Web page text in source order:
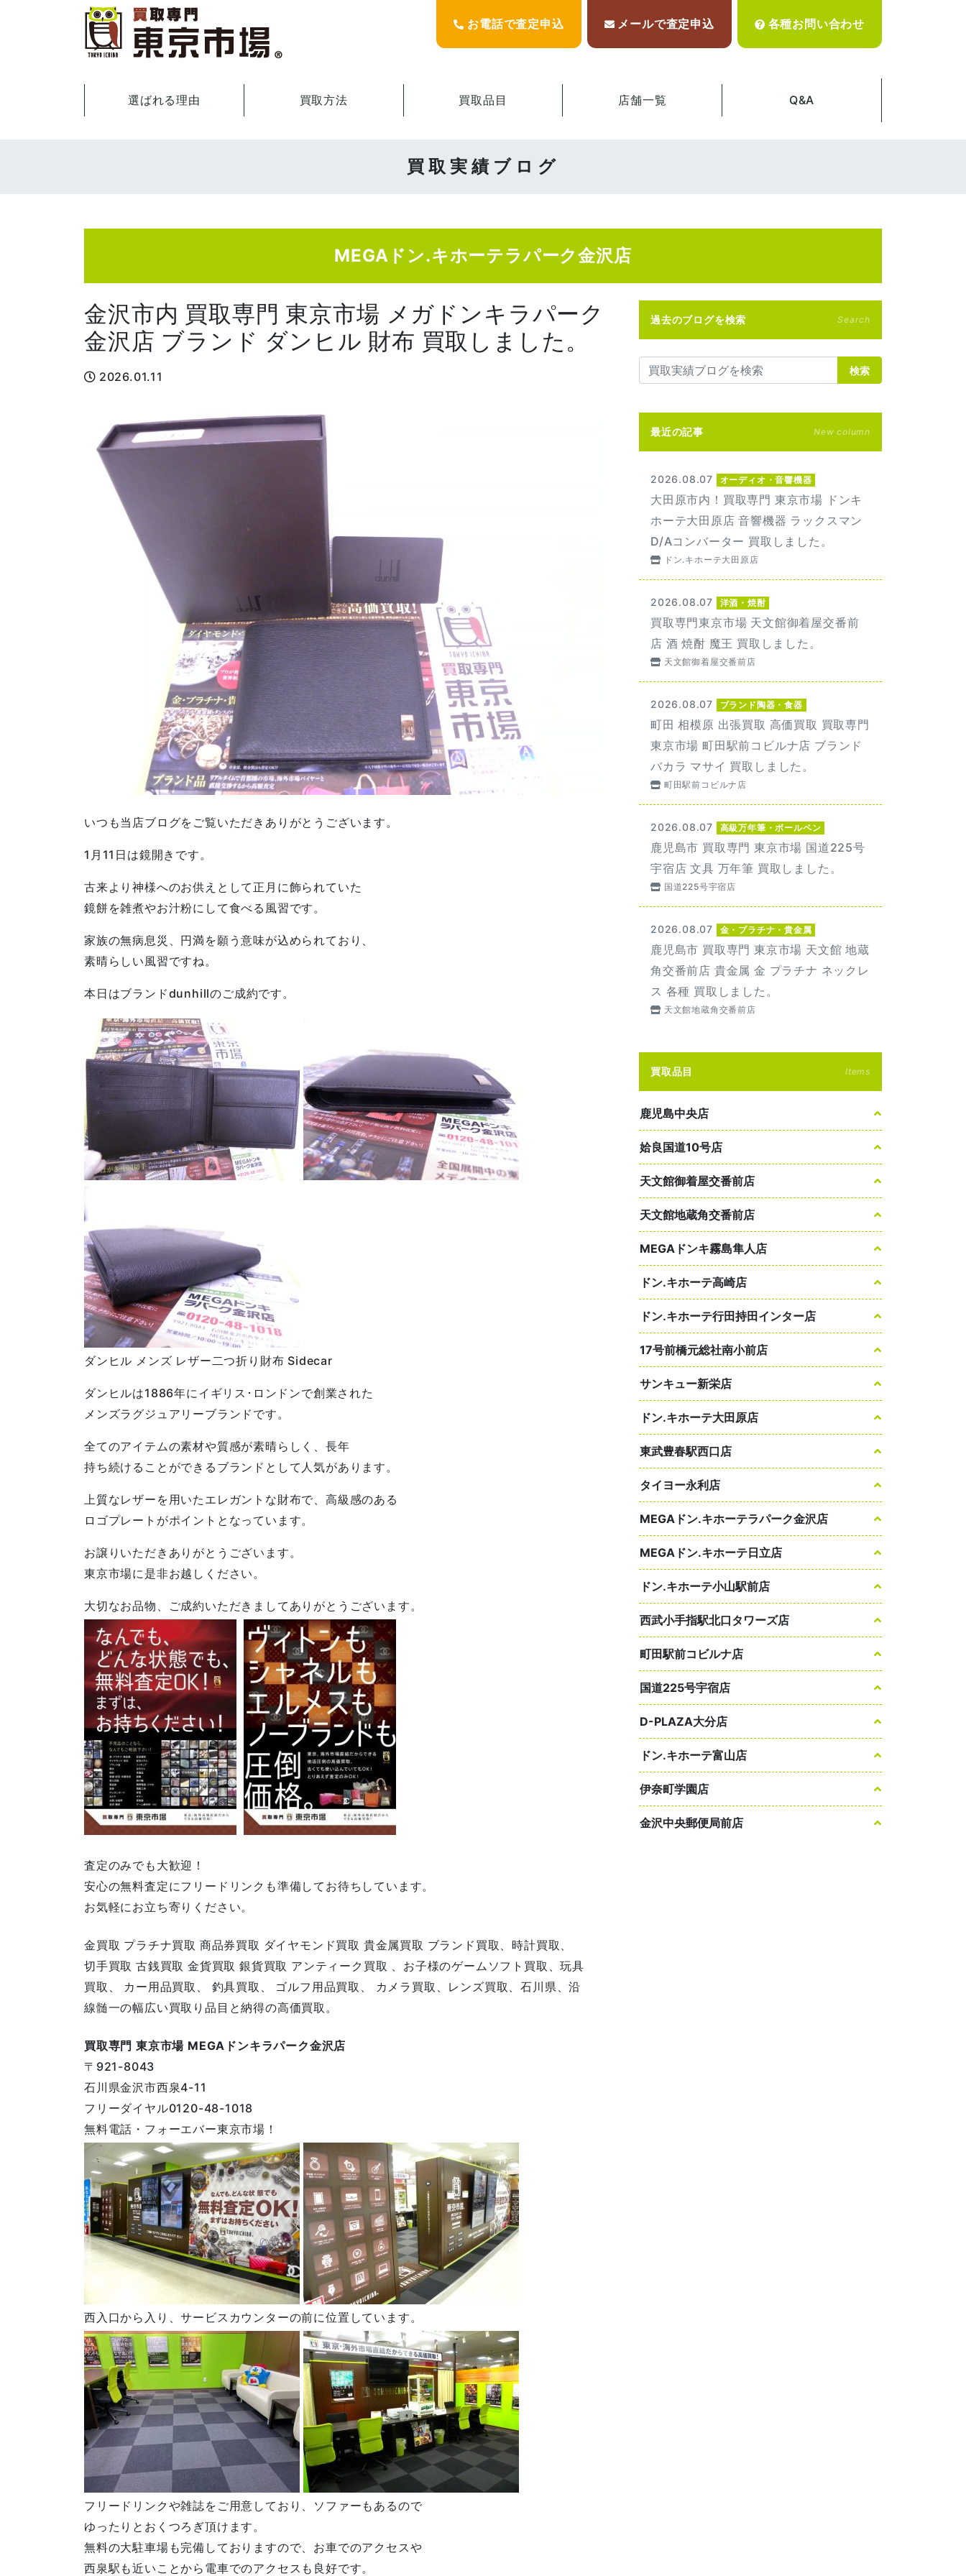
お電話で査定申込 メールで査定申込 各種お問い合わせ
選ばれる理由 買取方法 買取品目 店舗一覧 Q&A
買取実績ブログ
MEGAドン.キホーテラパーク金沢店
金沢市内 買取専門 東京市場 メガドンキラパーク
金沢店 ブランド ダンヒル 財布 買取しました。
2026.01.11
いつも当店ブログをご覧いただきありがとうございます。
1月11日は鏡開きです。
古来より神様へのお供えとして正月に飾られていた
鏡餅を雑煮やお汁粉にして食べる風習です。
家族の無病息災、円満を願う意味が込められており、
素晴らしい風習ですね。
本日はブランドdunhillのご成約です。
ダンヒル メンズ レザー二つ折り財布 Sidecar
ダンヒルは1886年にイギリス･ロンドンで創業された
メンズラグジュアリーブランドです。
全てのアイテムの素材や質感が素晴らしく、長年
持ち続けることができるブランドとして人気があります。
上質なレザーを用いたエレガントな財布で、高級感のある
ロゴプレートがポイントとなっています。
お譲りいただきありがとうございます。
東京市場に是非お越しください。
大切なお品物、ご成約いただきましてありがとうございます。
査定のみでも大歓迎！
安心の無料査定にフリードリンクも準備してお待ちしています。
お気軽にお立ち寄りください。
金買取 プラチナ買取 商品券買取 ダイヤモンド買取 貴金属買取 ブランド買取、時計買取、
切手買取 古銭買取 金貨買取 銀貨買取 アンティーク買取 、お子様のゲームソフト買取、玩具
買取、 カー用品買取、 釣具買取、 ゴルフ用品買取、 カメラ買取、レンズ買取、石川県、沿
線髄一の幅広い買取り品目と納得の高価買取。
買取専門 東京市場 MEGAドンキラパーク金沢店
〒921-8043
石川県金沢市西泉4-11
フリーダイヤル0120-48-1018
無料電話・フォーエバー東京市場！
西入口から入り、サービスカウンターの前に位置しています。
フリードリンクや雑誌をご用意しており、ソファーもあるので
ゆったりとおくつろぎ頂けます。
無料の大駐車場も完備しておりますので、お車でのアクセスや
西泉駅も近いことから電車でのアクセスも良好です。
過去のブログを検索 Search
検索
最近の記事 New column
2026.08.07 オーディオ・音響機器
大田原市内！買取専門 東京市場 ドンキ
ホーテ大田原店 音響機器 ラックスマン
D/Aコンバーター 買取しました。
ドン.キホーテ大田原店
2026.08.07 洋酒・焼酎
買取専門東京市場 天文館御着屋交番前
店 酒 焼酎 魔王 買取しました。
天文館御着屋交番前店
2026.08.07 ブランド陶器・食器
町田 相模原 出張買取 高価買取 買取専門
東京市場 町田駅前コビルナ店 ブランド
バカラ マサイ 買取しました。
町田駅前コビルナ店
2026.08.07 高級万年筆・ボールペン
鹿児島市 買取専門 東京市場 国道225号
宇宿店 文具 万年筆 買取しました。
国道225号宇宿店
2026.08.07 金・プラチナ・貴金属
鹿児島市 買取専門 東京市場 天文館 地蔵
角交番前店 貴金属 金 プラチナ ネックレ
ス 各種 買取しました。
天文館地蔵角交番前店
買取品目 Items
鹿児島中央店
姶良国道10号店
天文館御着屋交番前店
天文館地蔵角交番前店
MEGAドンキ霧島隼人店
ドン.キホーテ高崎店
ドン.キホーテ行田持田インター店
17号前橋元総社南小前店
サンキュー新栄店
ドン.キホーテ大田原店
東武豊春駅西口店
タイヨー永利店
MEGAドン.キホーテラパーク金沢店
MEGAドン.キホーテ日立店
ドン.キホーテ小山駅前店
西武小手指駅北口タワーズ店
町田駅前コビルナ店
国道225号宇宿店
D-PLAZA大分店
ドン.キホーテ富山店
伊奈町学園店
金沢中央郵便局前店